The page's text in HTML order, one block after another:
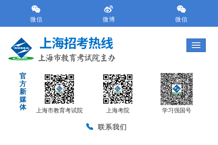
到
微信 微博 微信
官
方
新
媒
体
上海市教育考试院 上海考院 学习强国号
联系我们